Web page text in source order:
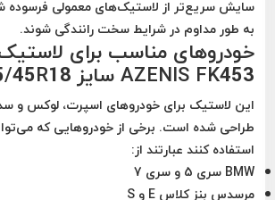
سایش سریع‌تر از لاستیک‌های معمولی فرسوده
به طور مداوم در شرایط سخت رانندگی شوند.
خودروهای مناسب برای
AZENIS FK453 سایز 255/45R18
این لاستیک برای خودروهای اسپرت، لوکس و
طراحی شده است. برخی از خودروهایی که
استفاده کنند عبارتند از:
BMW سری 5 و سری 7
مرسدس بنز کلاس E و S